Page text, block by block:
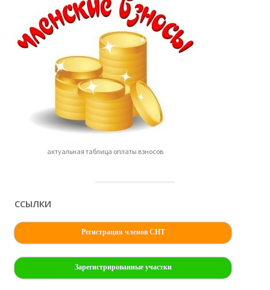
актуальная таблица оплаты взносов
ССЫЛКИ
Регистрация членов СНТ
Зарегистрированные участки